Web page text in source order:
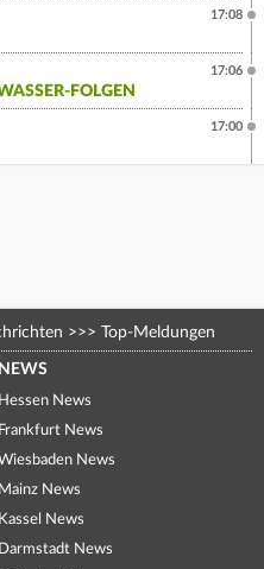
17:08
FOLGEN
17:06
17:00
>>> Top-Meldungen
NEWS
Hessen News
Frankfurt News
News
Mainz News
Kassel News
Darmstadt News